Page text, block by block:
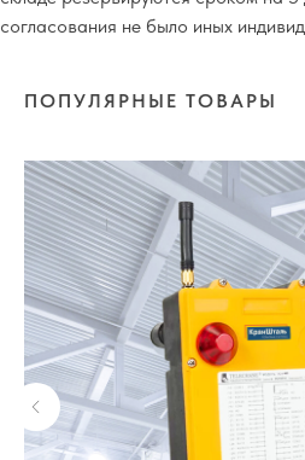
согласования не было иных
ПОПУЛЯРНЫЕ ТОВАРЫ